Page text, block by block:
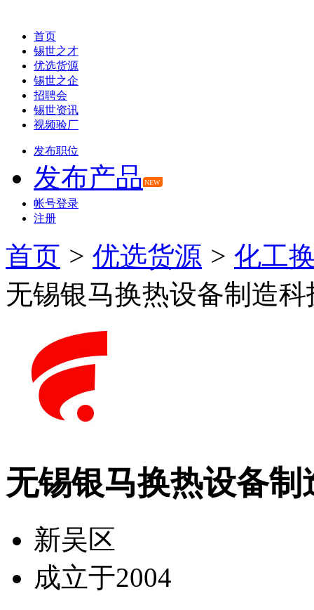
首页
锡世之才
优选货源
锡世之企
招聘会
锡世资讯
视频验厂
发布职位
发布产品 NEW
帐号登录
注册
首页 > 优选货源 > 化工
无锡银马换热设备制造
无锡银马换热设备
新吴区
成立于2004